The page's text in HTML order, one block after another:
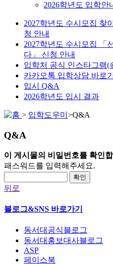
2026학년도 입학안
2027학년도 수시모집 찾
청 안내
2027학년도 수시모집 「
다」 신청 안내
입학처 공식 인스타그램(
카카오톡 입학상담 바로
입시 Q&A
2026학년도 입시 결과
> 입학도우미 >Q&A
Q&A
이 게시물의 비밀번호를 확인
패스워드를 입력해주세요.
확인
뒤로
블로그&SNS 바로가기
동서대공식블로그
동서대홍보대사블로그
ASP
페이스북